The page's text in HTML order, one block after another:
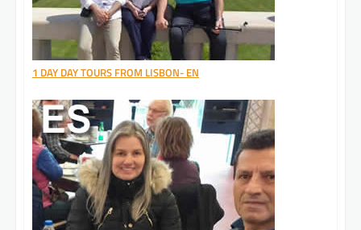
1 DAY DAY TOURS FROM LISBON- EN